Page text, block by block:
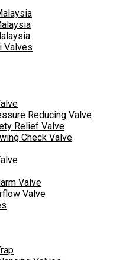
Valves
Reducing Valve
Relief Valve
Check Valve
Valve
Valve